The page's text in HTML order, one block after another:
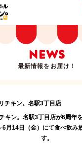
NEWS
最新情報をお届け！
チキン。名駅3丁目店
キン。名駅3丁目店が6周年
月14日（金）にて食べ飲み
す。